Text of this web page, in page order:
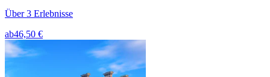
Über 3 Erlebnisse
ab46,50 €